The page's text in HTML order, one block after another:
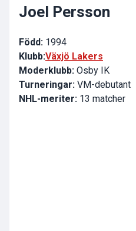
Joel Persson
Född: 1994
Klubb:Växjö Lakers
Moderklubb: Osby IK
Turneringar: VM-debutant
NHL-meriter: 13 matcher